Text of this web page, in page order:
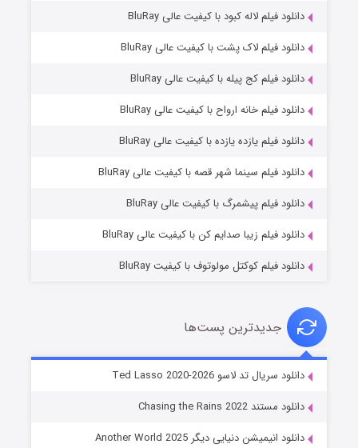
خاندان اژدها فصل ۳
دانلود فیلم لاله کبود با کیفیت عالی BluRay
دانلود فیلم لاک پشت با کیفیت عالی BluRay
دانلود فیلم کج‌ پیله با کیفیت عالی BluRay
دانلود فیلم خانه ارواح با کیفیت عالی BluRay
دانلود فیلم یازده یازده با کیفیت عالی BluRay
دانلود فیلم سینما شهر قصه با کیفیت عالی BluRay
دانلود فیلم پیشمرگ با کیفیت عالی BluRay
دانلود فیلم زیبا صدایم کن با کیفیت عالی BluRay
دانلود فیلم کوکتل مولوتوف با کیفیت BluRay
جدیدترین پست‌ها
دانلود سریال تد لاسو Ted Lasso 2020-2026
دانلود مستند Chasing the Rains 2022
دانلود انیمیشن دنیایی دیگر Another World 2025